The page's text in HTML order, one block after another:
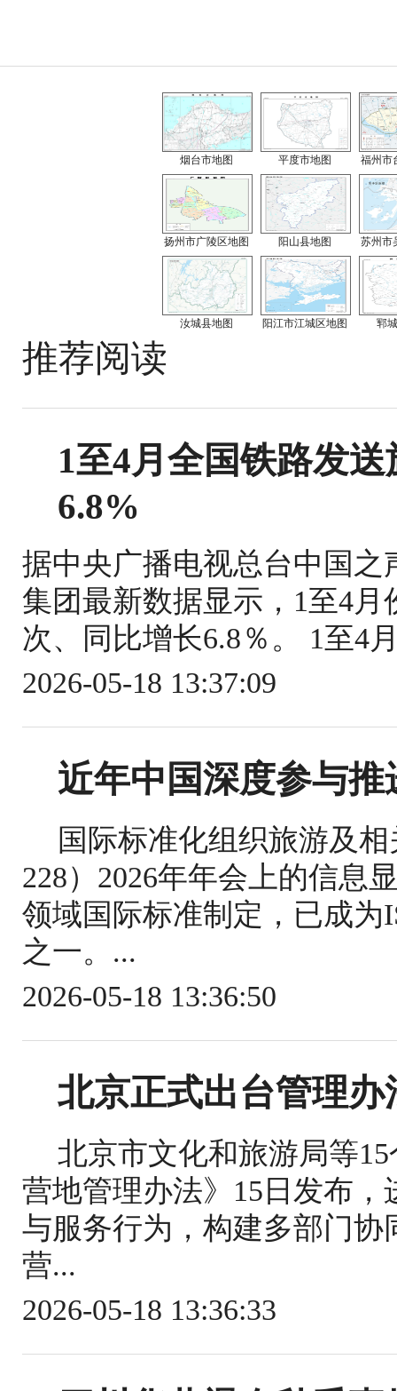
烟台市地图 平度市地图 福州市
扬州市广陵区地图 阳山县地图 苏州市
汝城县地图 阳江市江城区地图 郓
推荐阅读
1至4月全国铁路发
6.8%
据中央广播电视总台中国
集团最新数据显示，1至4月
次、同比增长6.8％。 1至4
2026-05-18 13:37:09
近年中国深度参与
国际标准化组织旅游及
228）2026年年会上的信息
领域国际标准制定，已成为
之一。...
2026-05-18 13:36:50
北京正式出台管理
北京市文化和旅游局等
营地管理办法》15日发布
与服务行为，构建多部门
营...
2026-05-18 13:36:33